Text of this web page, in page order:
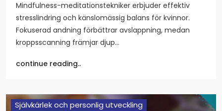
Mindfulness-meditationstekniker erbjuder effektiv
stresslindring och känslomässig balans för kvinnor.
Fokuserad andning förbättrar avslappning, medan
kroppsscanning främjar djup…
continue reading..
Självkärlek och personlig utveckling